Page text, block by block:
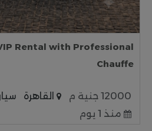
Rental with Professional
Chauffe
12000 جنية م القاهرة
منذ 1 يوم